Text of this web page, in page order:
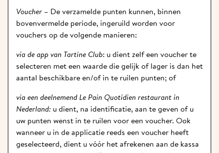
Voucher – De verzamelde punten kunnen, binnen
bovenvermelde periode, ingeruild worden voor
vouchers op de volgende manieren:
via de app van Tartine Club: u dient zelf een voucher te
selecteren met een waarde die gelijk of lager is dan het
aantal beschikbare en/of in te ruilen punten; of
via een deelnemend Le Pain Quotidien restaurant in
Nederland: u dient, na identificatie, aan te geven of u
uw punten wenst in te ruilen voor een voucher. Ook
wanneer u in de applicatie reeds een voucher heeft
geselecteerd, dient u vóór het afrekenen aan de kassa